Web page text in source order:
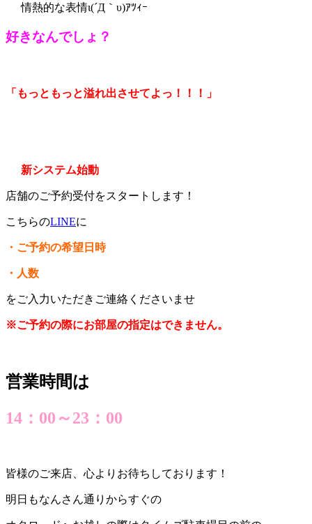
情熱的な表情ι(´Д｀υ)ｱﾂｨｰ
好きなんでしょ？
「もっともっと溢れ出させてよっ！！！」
新システム始動
店舗のご予約受付をスタートします！
こちらのLINEに
・ご予約の希望日時
・人数
をご入力いただきご連絡くださいませ
※ご予約の際にお部屋の指定はできません。
営業時間は
14：00～23：00
皆様のご来店、心よりお待ちしております！
明日もなんさん通りからすぐの